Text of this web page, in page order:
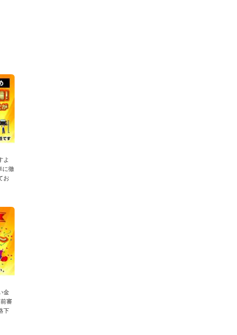
よ
に徹
お
金
審
下